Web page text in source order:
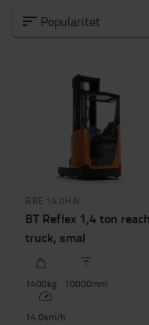
Alle reach truck
Reach truck til
Kapacitet
Løftehøjde (mm)
Byggehøjde
Popularitet
RRE140HN
BT Reflex 1,4 ton reach
truck, smal
1400kg 10000mm
14.0km/h